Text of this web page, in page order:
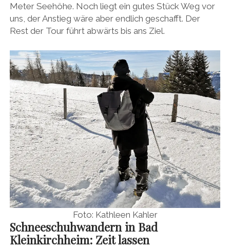
Meter Seehöhe. Noch liegt ein gutes Stück Weg vor
uns, der Anstieg wäre aber endlich geschafft. Der
Rest der Tour führt abwärts bis ans Ziel.
Foto: Kathleen Kahler
Schneeschuhwandern in Bad
Kleinkirchheim: Zeit lassen